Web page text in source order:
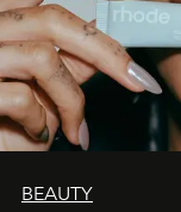
BEAUTY